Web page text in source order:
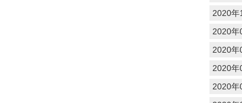
2020年
2020年
2020年
2020年
2020年